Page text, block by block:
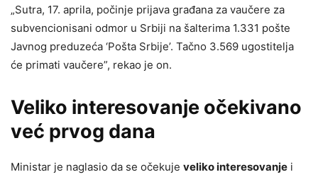
„Sutra, 17. aprila, počinje prijava građana za vaučere za
subvencionisani odmor u Srbiji na šalterima 1.331 pošte
Javnog preduzeća ‘Pošta Srbije’. Tačno 3.569 ugostitelja
će primati vaučere”, rekao je on.
Veliko interesovanje očekivano
već prvog dana
Ministar je naglasio da se očekuje veliko interesovanje i